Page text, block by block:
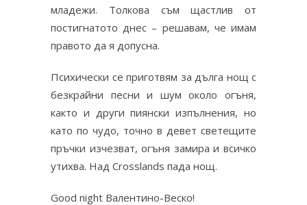
младежи. Толкова съм щастлив от
постигнатото днес – решавам, че имам
правото да я допусна.
Психически се приготвям за дълга нощ с
безкрайни песни и шум около огъня,
както и други пиянски изпълнения, но
като по чудо, точно в девет светещите
пръчки изчезват, огъня замира и всичко
утихва. Над Crosslands пада нощ.
Good night Валентино-Веско!